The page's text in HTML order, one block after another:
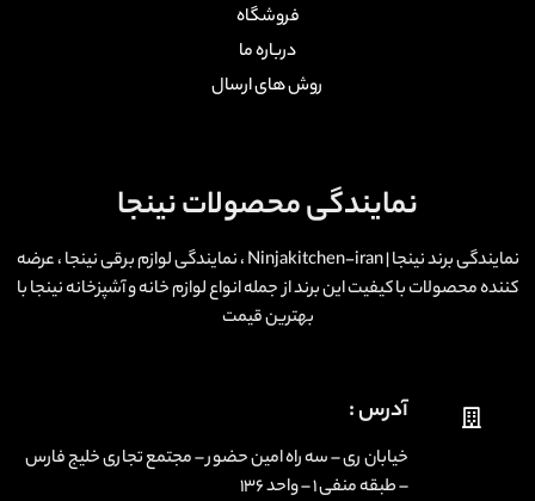
فروشگاه
درباره ما
روش های ارسال
نمایندگی محصولات نینجا
نمایندگی برند نینجا | Ninjakitchen-iran ، نمایندگی لوازم برقی نینجا ، عرضه
کننده محصولات با کیفیت این برند از جمله انواع لوازم خانه و آشپزخانه نینجا با
بهترین قیمت
آدرس :
خیابان ری – سه راه امین حضور – مجتمع تجاری خلیج فارس
– طبقه منفی ۱ – واحد ۱۳۶